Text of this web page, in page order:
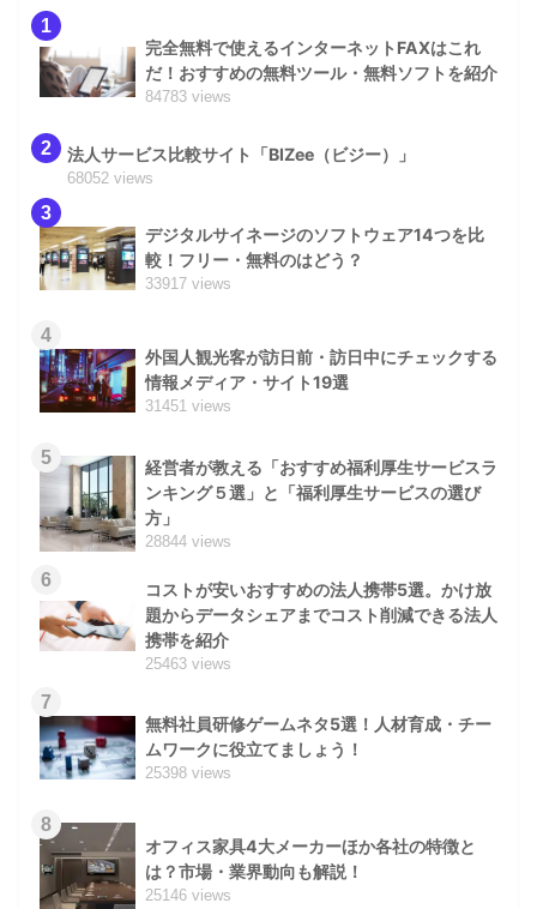
1
完全無料で使えるインターネットFAXはこれ
だ！おすすめの無料ツール・無料ソフトを紹介
84783 views
2 法人サービス比較サイト「BIZee（ビジー）」
68052 views
3
デジタルサイネージのソフトウェア14つを比
較！フリー・無料のはどう？
33917 views
4
外国人観光客が訪日前・訪日中にチェックする
情報メディア・サイト19選
31451 views
5
経営者が教える「おすすめ福利厚生サービスラ
ンキング５選」と「福利厚生サービスの選び
方」
28844 views
6
コストが安いおすすめの法人携帯5選。かけ放
題からデータシェアまでコスト削減できる法人
携帯を紹介
25463 views
7
無料社員研修ゲームネタ5選！人材育成・チー
ムワークに役立てましょう！
25398 views
8
オフィス家具4大メーカーほか各社の特徴と
は？市場・業界動向も解説！
25146 views